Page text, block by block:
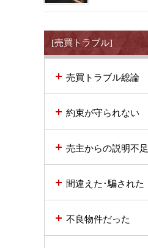
[売買トラブル]
売買トラブル総論
約束が守られない
売主からの説明不足
間違えた･騙された
不良物件だった